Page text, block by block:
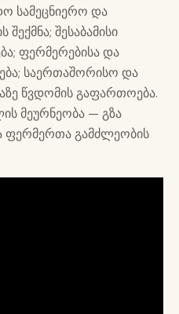
სამეცნიერო და
შესაბამისი
ფერმერებისა და
საერთაშორისო და
წვდომის გაფართოება.
მეურნეობა — გზა
ფერმერთა გამძლეობის